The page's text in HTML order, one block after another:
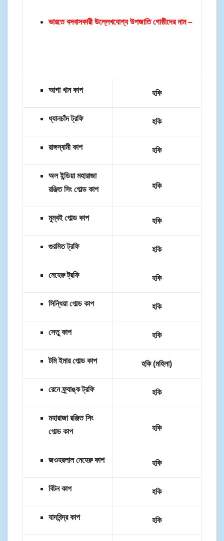
ভারতে বসবাসকারী উল্লেখযোগ্য উপজাতি গোষ্ঠীদের নাম –
আগা খান কাপ হকি
ধ্যানচাঁদ ট্রফি হকি
রাঙ্গস্বামী কাপ হকি
অল ইন্ডিয়া মহারাজা
রঞ্জিত সিং গোল্ড কাপ
হকি
মুম্বই গোল্ড কাপ হকি
গুরমিত ট্রফি হকি
নেহেরু ট্রফি হকি
সিন্ধিয়া গোল্ড কাপ হকি
সেতু কাপ হকি
টমি ইমার গোল্ড কাপ হকি (মহিলা)
রেনে ফ্র্যাঙ্ক ট্রফি হকি
মহারাজা রঞ্জিত সিং
গোল্ড কাপ
হকি
জওহরলাল নেহেরু কাপ হকি
বিটন কাপ হকি
যাদবিন্দ্র কাপ হকি